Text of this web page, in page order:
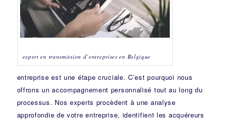
expert en transmission d’entreprises en Belgique
entreprise est une étape cruciale. C’est pourquoi nous
offrons un accompagnement personnalisé tout au long du
processus. Nos experts procèdent à une analyse
approfondie de votre entreprise, identifient les acquéreurs